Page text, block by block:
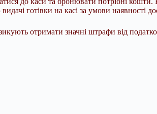
готівки на касі за умови наявності
отримати значні штрафи від